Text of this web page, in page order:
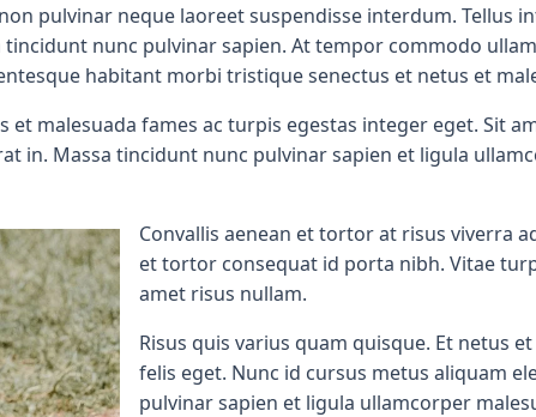
pulvinar neque laoreet suspendisse interdum. Tellus
nunc pulvinar sapien. At tempor commodo
habitant morbi tristique senectus et netus et
et malesuada fames ac turpis egestas integer eget. Sit
in. Massa tincidunt nunc pulvinar sapien et ligula
Convallis aenean et tortor at risus viverra
et tortor consequat id porta nibh. Vitae
amet risus nullam.
Risus quis varius quam quisque. Et netus
felis eget. Nunc id cursus metus aliquam
pulvinar sapien et ligula ullamcorper